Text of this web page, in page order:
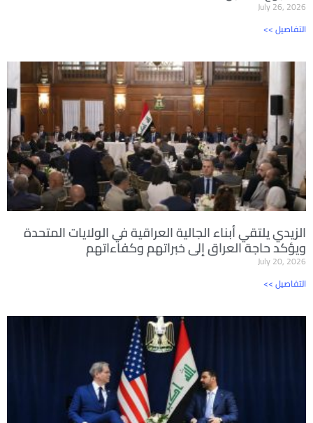
July 26, 2026
<< التفاصيل
الزيدي يلتقي أبناء الجالية العراقية في الولايات المتحدة
ويؤكد حاجة العراق إلى خبراتهم وكفاءاتهم
July 20, 2026
<< التفاصيل